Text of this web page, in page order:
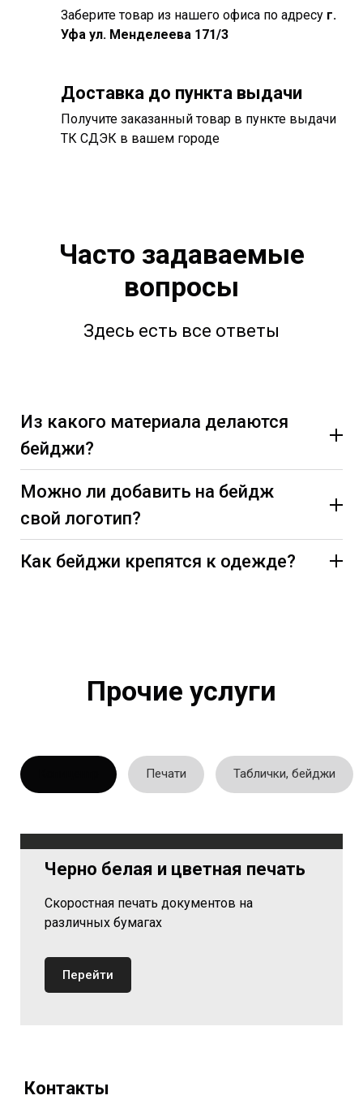
Заберите товар из нашего офиса по адресу г.
Уфа ул. Менделеева 171/3
Доставка до пункта выдачи
Получите заказанный товар в пункте выдачи
ТК СДЭК в вашем городе
Часто задаваемые
вопросы
Здесь есть все ответы
Из какого материала делаются
бейджи?
Можно ли добавить на бейдж
свой логотип?
Как бейджи крепятся к одежде?
Прочие услуги
Печати Таблички, бейджи
Черно белая и цветная печать
Скоростная печать документов на
различных бумагах
Перейти
Контакты